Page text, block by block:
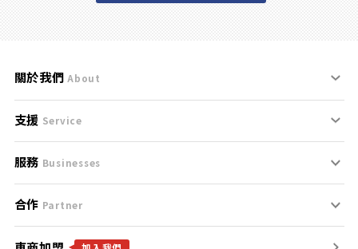
關於我們 About
刊登規範
服務條款
免責聲明
支援 Service
支援中心
聯絡我們
服務 Businesses
什麼是Goo鑑定？
合作 Partner